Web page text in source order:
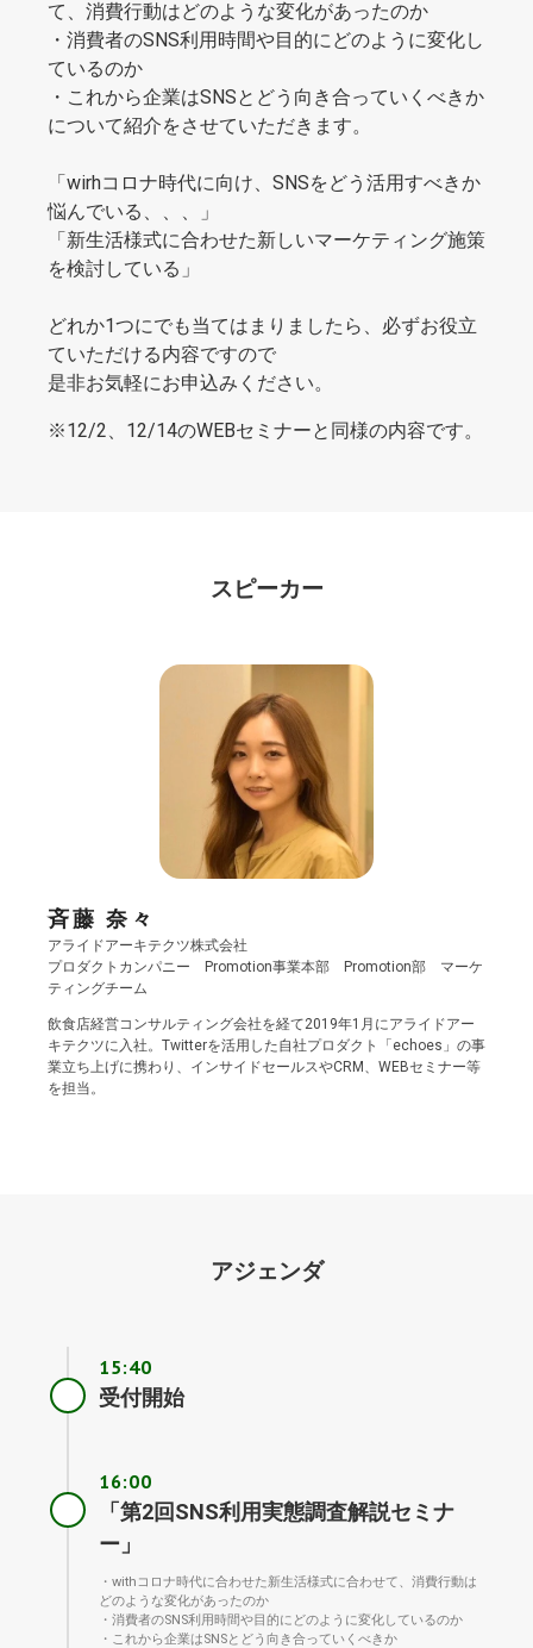
て、消費行動はどのような変化があったのか
・消費者のSNS利用時間や目的にどのように変化し
ているのか
・これから企業はSNSとどう向き合っていくべきか
について紹介をさせていただきます。
「wirhコロナ時代に向け、SNSをどう活用すべきか
悩んでいる、、、」
「新生活様式に合わせた新しいマーケティング施策
を検討している」
どれか1つにでも当てはまりましたら、必ずお役立
ていただける内容ですので
是非お気軽にお申込みください。
※12/2、12/14のWEBセミナーと同様の内容です。
スピーカー
斉藤 奈々
アライドアーキテクツ株式会社
プロダクトカンパニー Promotion事業本部 Promotion部 マーケ
ティングチーム
飲食店経営コンサルティング会社を経て2019年1月にアライドアー
キテクツに入社。Twitterを活用した自社プロダクト「echoes」の事
業立ち上げに携わり、インサイドセールスやCRM、WEBセミナー等
を担当。
アジェンダ
15:40
受付開始
16:00
「第2回SNS利用実態調査解説セミナ
ー」
・withコロナ時代に合わせた新生活様式に合わせて、消費行動は
どのような変化があったのか
・消費者のSNS利用時間や目的にどのように変化しているのか
・これから企業はSNSとどう向き合っていくべきか